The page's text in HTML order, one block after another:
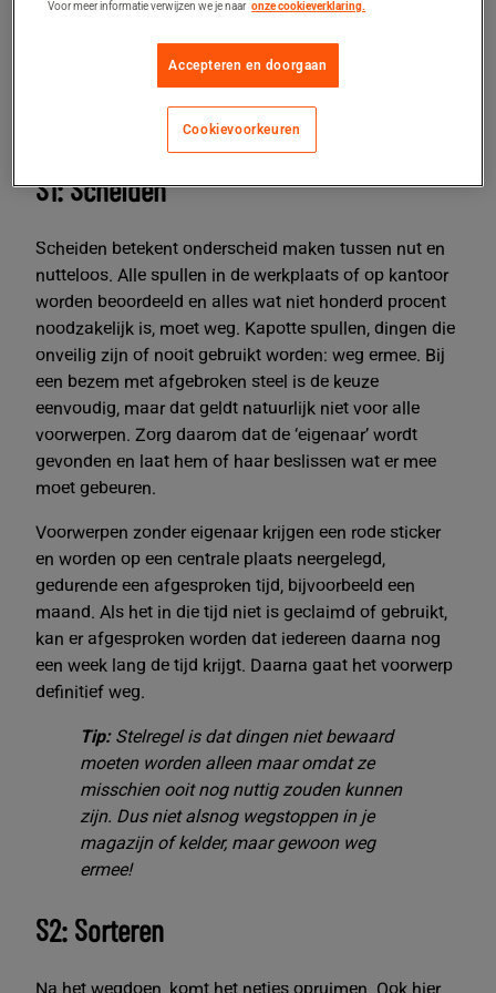
deze termen meestal vertaald met scheiden, sorteren,
schoonmaken, systematiseren en standhouden.
Hoe pas je 5S toe?
S1: Scheiden
Scheiden betekent onderscheid maken tussen nut en
nutteloos. Alle spullen in de werkplaats of op kantoor
worden beoordeeld en alles wat niet honderd procent
noodzakelijk is, moet weg. Kapotte spullen, dingen die
onveilig zijn of nooit gebruikt worden: weg ermee. Bij
een bezem met afgebroken steel is de keuze
eenvoudig, maar dat geldt natuurlijk niet voor alle
voorwerpen. Zorg daarom dat de ‘eigenaar’ wordt
gevonden en laat hem of haar beslissen wat er mee
moet gebeuren.
Voorwerpen zonder eigenaar krijgen een rode sticker
en worden op een centrale plaats neergelegd,
gedurende een afgesproken tijd, bijvoorbeeld een
maand. Als het in die tijd niet is geclaimd of gebruikt,
kan er afgesproken worden dat iedereen daarna nog
een week lang de tijd krijgt. Daarna gaat het voorwerp
definitief weg.
Tip:Stelregel is dat dingen niet bewaard
moeten worden alleen maar omdat ze
misschien ooit nog nuttig zouden kunnen
zijn. Dus niet alsnog wegstoppen in je
magazijn of kelder, maar gewoon weg
ermee!
S2: Sorteren
Voor meer informatie verwijzen we je naar onze cookieverklaring.
Accepteren en doorgaan
Cookievoorkeuren